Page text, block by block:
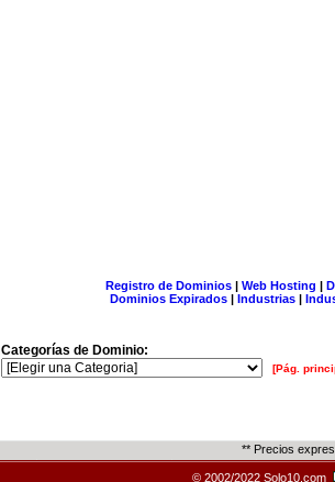
Registro de Dominios| Web Hosting |
Dominios Expirados | Industrias |
Categorías de Dominio:
[Pág.
** Precios
© 2002/2022 Solo10.com